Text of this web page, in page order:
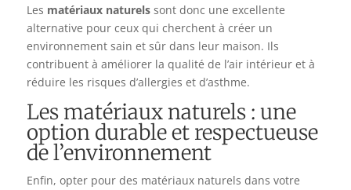
Les matériaux naturelssont donc une excellente
alternative pour ceux qui cherchent à créer un
environnement sain et sûr dans leur maison. Ils
contribuent à améliorer la qualité de l’air intérieur et à
réduire les risques d’allergies et d’asthme.
Les matériaux naturels : une
option durable et respectueuse
de l’environnement
Enfin, opter pour des matériaux naturels dans votre